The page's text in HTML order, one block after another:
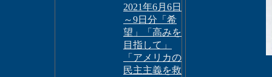
2021年6月6日
～9日分「希
望」「高みを
目指して」
「アメリカの
民主主義を救